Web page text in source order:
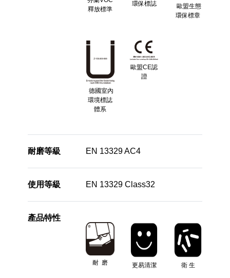
釋放標準
環保標誌
歐盟生態
環保標章
德國室內
環境標誌
體系
歐盟CE認
證
耐磨等級 EN 13329 AC4
使用等級 EN 13329 Class32
產品特性
耐 磨 更易清潔 衛 生